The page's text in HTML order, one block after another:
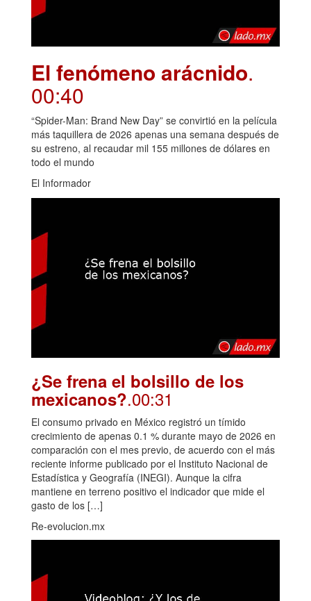
El fenómeno arácnido.
00:40
“Spider-Man: Brand New Day” se convirtió en la película
más taquillera de 2026 apenas una semana después de
su estreno, al recaudar mil 155 millones de dólares en
todo el mundo
El Informador
¿Se frena el bolsillo de los
mexicanos?.00:31
El consumo privado en México registró un tímido
crecimiento de apenas 0.1 % durante mayo de 2026 en
comparación con el mes previo, de acuerdo con el más
reciente informe publicado por el Instituto Nacional de
Estadística y Geografía (INEGI). Aunque la cifra
mantiene en terreno positivo el indicador que mide el
gasto de los […]
Re-evolucion.mx